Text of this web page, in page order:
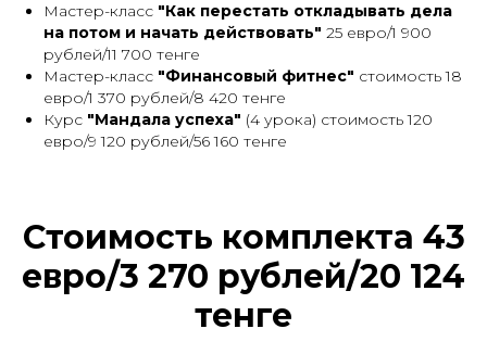
Мастер-класс "Как перестать откладывать дела
на потом и начать действовать" 25 евро/1 900
рублей/11 700 тенге
Мастер-класс "Финансовый фитнес" стоимость 18
евро/1 370 рублей/8 420 тенге
Курс "Мандала успеха" (4 урока) стоимость 120
евро/9 120 рублей/56 160 тенге
Стоимость комплекта 43
евро/3 270 рублей/20 124
тенге